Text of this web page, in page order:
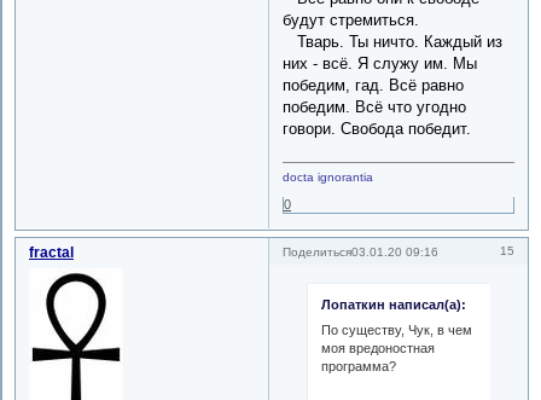
будут стремиться.
Тварь. Ты ничто. Каждый из
них - всё. Я служу им. Мы
победим, гад. Всё равно
победим. Всё что угодно
говори. Свобода победит.
docta ignorantia
0
Поделиться 15
03.01.20 09:16
fractal
Лопаткин написал(а):
По существу, Чук, в чем
моя вредоностная
программа?